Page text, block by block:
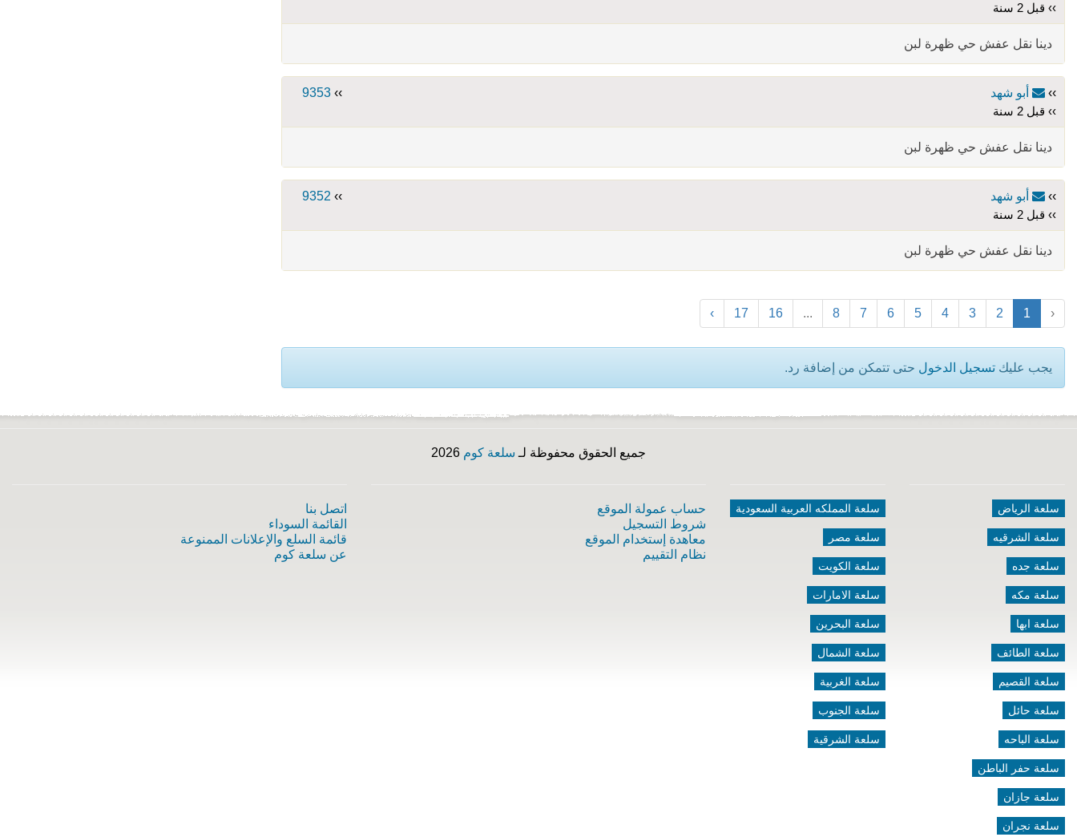
›› قبل 2 سنة
دينا نقل عفش حي ظهرة لبن
›› أبو شهد ››
9353
›› قبل 2 سنة
دينا نقل عفش حي ظهرة لبن
›› أبو شهد ››
9352
›› قبل 2 سنة
دينا نقل عفش حي ظهرة لبن
‹
1
2
3
4
5
6
7
8
...
16
17
›
يجب عليك تسجيل الدخول حتى تتمكن من إضافة رد.
جميع الحقوق محفوظة لـ سلعة كوم
سلعة الرياض
سلعة الشرقيه
سلعة جده
سلعة مكه
سلعة ابها
سلعة الطائف
سلعة القصيم
سلعة حائل
سلعة الباحه
سلعة حفر الباطن
سلعة جازان
سلعة نجران
سلعة المملكه العربية السعودية
سلعة مصر
سلعة الكويت
سلعة الامارات
سلعة البحرين
سلعة الشمال
سلعة الغربية
سلعة الجنوب
سلعة الشرقية
حساب عمولة الموقع
شروط التسجيل
معاهدة إستخدام الموقع
نظام التقييم
اتصل بنا
القائمة السوداء
قائمة السلع والإعلانات الممنوعة
عن سلعة كوم